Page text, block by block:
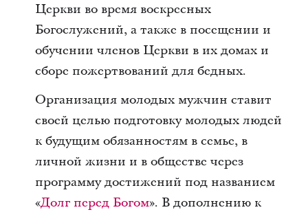
Церкви во время воскресных
Богослужений, а также в посещении и
обучении членов Церкви в их домах и
сборе пожертвований для бедных.
Организация молодых мужчин ставит
своей целью подготовку молодых людей
к будущим обязанностям в семье, в
личной жизни и в обществе через
программу достижений под названием
«Долг перед Богом». В дополнению к